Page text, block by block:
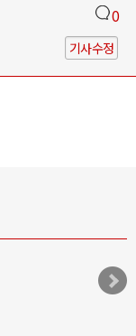
0
기사수정